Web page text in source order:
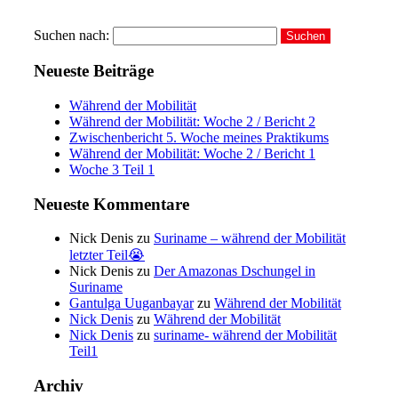
Suchen nach:
Neueste Beiträge
Während der Mobilität
Während der Mobilität: Woche 2 / Bericht 2
Zwischenbericht 5. Woche meines Praktikums
Während der Mobilität: Woche 2 / Bericht 1
Woche 3 Teil 1
Neueste Kommentare
Nick Denis zu Suriname – während der Mobilität
letzter Teil😭
Nick Denis zu Der Amazonas Dschungel in
Suriname
Gantulga Uuganbayarzu Während der Mobilität
Nick Denis zu Während der Mobilität
Nick Denis zu suriname- während der Mobilität
Teil1
Archiv